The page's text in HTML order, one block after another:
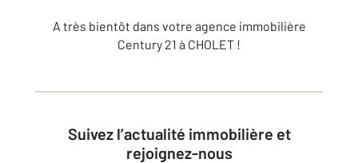
A très bientôt dans votre agence immobilière
Century 21 à CHOLET !
Suivez l’actualité immobilière et
rejoignez-nous